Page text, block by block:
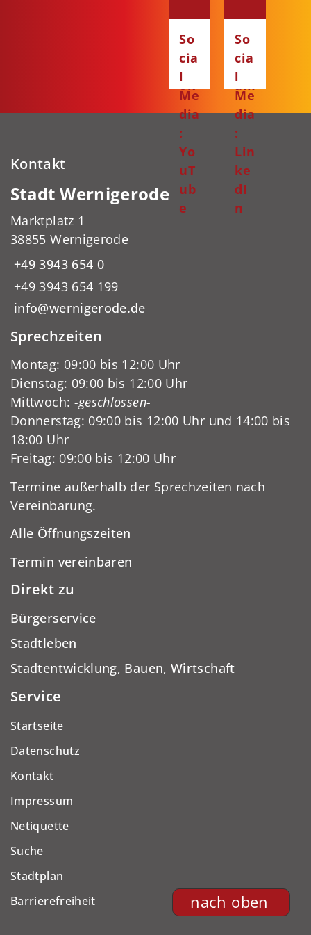
nach oben
ce
bo
ok
ta
gr
am
So
cia
l
Me
dia
:
Yo
uT
ub
e
So
cia
l
Me
dia
:
Lin
ke
dI
n
Kontakt
Stadt Wernigerode
Marktplatz 1
38855 Wernigerode
+49 3943 654 0
+49 3943 654 199
info@wernigerode.de
Sprechzeiten
Montag: 09:00 bis 12:00 Uhr
Dienstag: 09:00 bis 12:00 Uhr
Mittwoch: -geschlossen-
Donnerstag: 09:00 bis 12:00 Uhr und 14:00 bis
18:00 Uhr
Freitag: 09:00 bis 12:00 Uhr
Termine außerhalb der Sprechzeiten nach
Vereinbarung.
Alle Öffnungszeiten
Termin vereinbaren
Direkt zu
Bürgerservice
Stadtleben
Stadtentwicklung, Bauen, Wirtschaft
Service
Startseite
Datenschutz
Kontakt
Impressum
Netiquette
Suche
Stadtplan
Barrierefreiheit